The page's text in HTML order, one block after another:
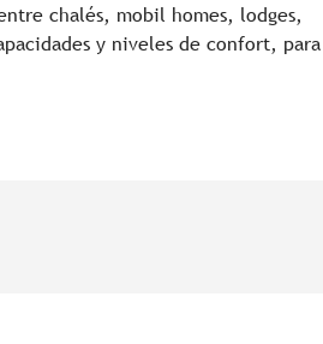
chalés, mobil homes, lodges,
y niveles de confort, para